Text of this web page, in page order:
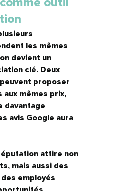
outil
les mêmes
devient un
clé. Deux
proposer
aux mêmes prix,
davantage
avis Google aura
attire non
mais aussi des
employés